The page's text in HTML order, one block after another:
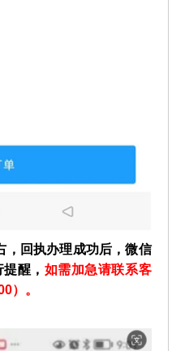
，回执办理成功后，微信
醒， 如需加急请联系客
）。